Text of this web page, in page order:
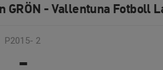
GRÖN - Vallentuna Fotboll
P2015- 2
-